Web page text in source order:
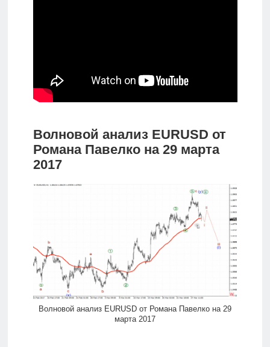
Волновой анализ EURUSD от
Романа Павелко на 29 марта
2017
Волновой анализ EURUSD от Романа Павелко на 29
марта 2017